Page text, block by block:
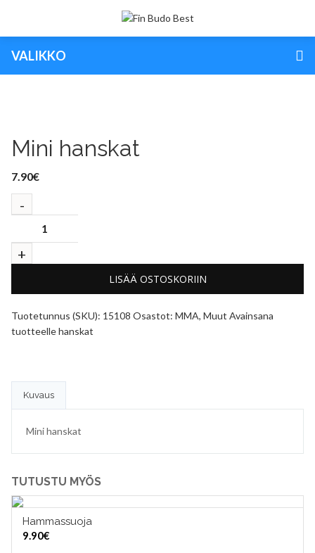
VALIKKO
Mini hanskat
7.90€
LISÄÄ OSTOSKORIIN
Tuotetunnus (SKU): 15108 Osastot: MMA, Muut Avainsana
tuotteellehanskat
Kuvaus
Mini hanskat
TUTUSTU MYÖS
Hammassuoja
9.90€